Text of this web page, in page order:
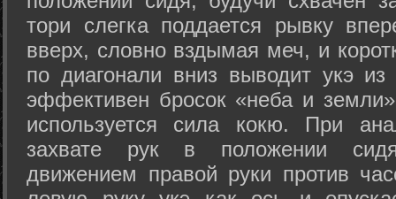
тори слегка поддается рывку
вверх, словно вздымая меч, и
по диагонали вниз выводит укэ
эффективен бросок «неба и
используется сила кокю. При
захвате рук в положении
движением правой руки против